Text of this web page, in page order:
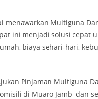
menawarkan Multiguna
ini menjadi solusi cepat
biaya sehari-hari,
Pinjaman Multiguna
di Muaro Jambi dan